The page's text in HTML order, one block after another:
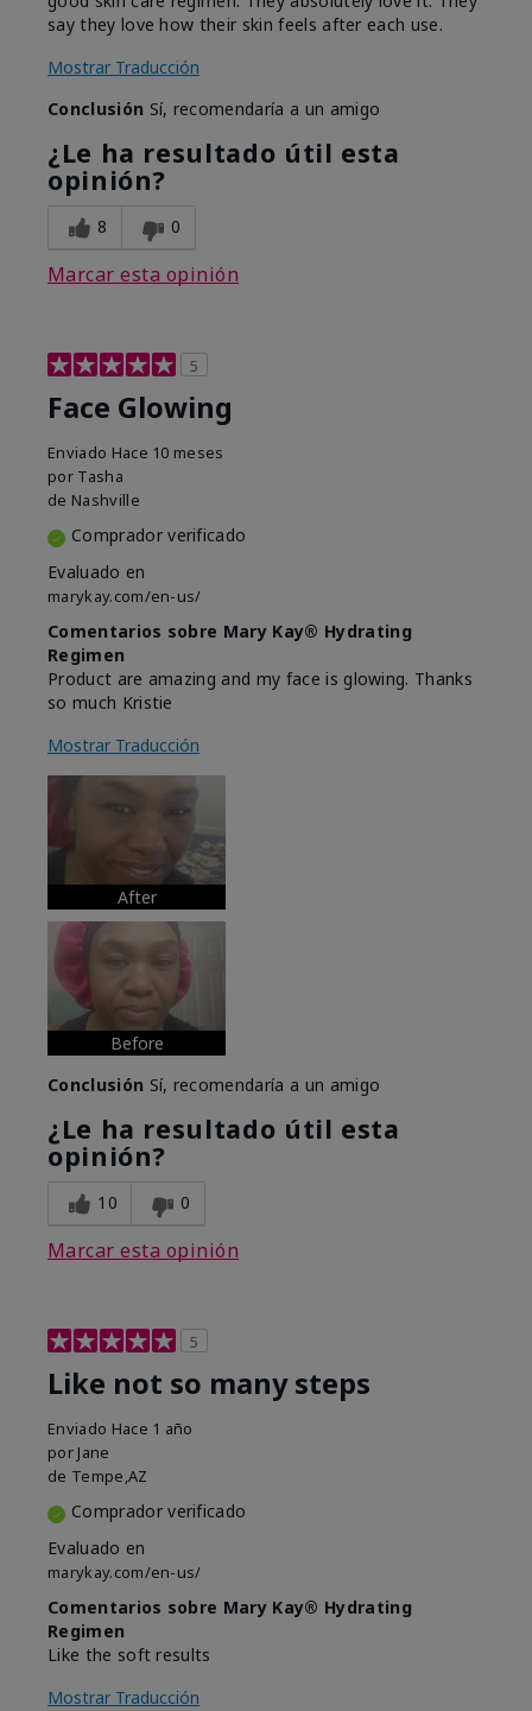
say they love how their skin feels after each use.
Mostrar Traducción
Conclusión Sí, recomendaría a un amigo
¿Le ha resultado útil esta
opinión?
8 0
Marcar esta opinión
5
Face Glowing
Enviado Hace 10 meses
por Tasha
de Nashville
Comprador verificado
Evaluado en
marykay.com/en-us/
Comentarios sobre Mary Kay® Hydrating
Regimen
Product are amazing and my face is glowing. Thanks
so much Kristie
Mostrar Traducción
After
Before
Conclusión Sí, recomendaría a un amigo
¿Le ha resultado útil esta
opinión?
10 0
Marcar esta opinión
5
Like not so many steps
Enviado Hace 1 año
por Jane
de Tempe,AZ
Comprador verificado
Evaluado en
marykay.com/en-us/
Comentarios sobre Mary Kay® Hydrating
Regimen
Like the soft results
Mostrar Traducción